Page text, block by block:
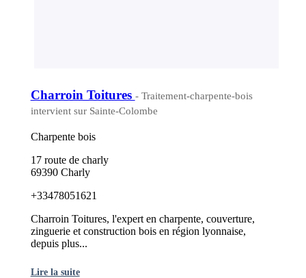
Charroin Toitures - Traitement-charpente-bois
intervient sur Sainte-Colombe
Charpente bois
17 route de charly
69390 Charly
+33478051621
Charroin Toitures, l'expert en charpente, couverture,
zinguerie et construction bois en région lyonnaise,
depuis plus...
Lire la suite